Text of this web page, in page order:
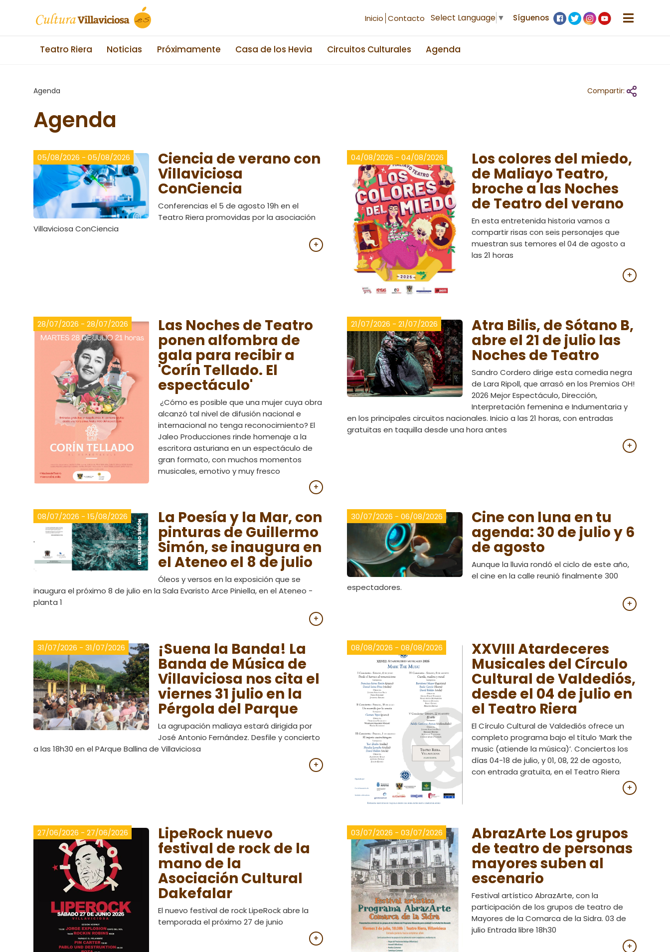
Inicio Contacto Select Language ▼ Síguenos
Teatro Riera Noticias Próximamente Casa de los Hevia Circuitos Culturales Agenda
Compartir:
Agenda
Agenda
05/08/2026 - 05/08/2026 Ciencia de verano con
Villaviciosa
ConCiencia
Conferencias el 5 de agosto 19h en el
Teatro Riera promovidas por la asociación
Villaviciosa ConCiencia
+
04/08/2026 - 04/08/2026 Los colores del miedo,
de Maliayo Teatro,
broche a las Noches
de Teatro del verano
En esta entretenida historia vamos a
compartir risas con seis personajes que
muestran sus temores el 04 de agosto a
las 21 horas
+
28/07/2026 - 28/07/2026 Las Noches de Teatro
ponen alfombra de
gala para recibir a
'Corín Tellado. El
espectáculo'
¿Cómo es posible que una mujer cuya obra
alcanzó tal nivel de difusión nacional e
internacional no tenga reconocimiento? El
Jaleo Producciones rinde homenaje a la
escritora asturiana en un espectáculo de
gran formato, con muchos momentos
musicales, emotivo y muy fresco
+
21/07/2026 - 21/07/2026 Atra Bilis, de Sótano B,
abre el 21 de julio las
Noches de Teatro
Sandro Cordero dirige esta comedia negra
de Lara Ripoll, que arrasó en los Premios OH!
2026 Mejor Espectáculo, Dirección,
Interpretación femenina e Indumentaria y
en los principales circuitos nacionales. Inicio a las 21 horas, con entradas
gratuitas en taquilla desde una hora antes
+
08/07/2026 - 15/08/2026 La Poesía y la Mar, con
pinturas de Guillermo
Simón, se inaugura en
el Ateneo el 8 de julio
Óleos y versos en la exposición que se
inaugura el próximo 8 de julio en la Sala Evaristo Arce Piniella, en el Ateneo -
planta 1
+
30/07/2026 - 06/08/2026 Cine con luna en tu
agenda: 30 de julio y 6
de agosto
Aunque la lluvia rondó el ciclo de este año,
el cine en la calle reunió finalmente 300
espectadores.
+
31/07/2026 - 31/07/2026 ¡Suena la Banda! La
Banda de Música de
Villaviciosa nos cita el
viernes 31 julio en la
Pérgola del Parque
La agrupación maliaya estará dirigida por
José Antonio Fernández. Desfile y concierto
a las 18h30 en el PArque Ballina de Villaviciosa
+
08/08/2026 - 08/08/2026 XXVIII Atardeceres
Musicales del Círculo
Cultural de Valdediós,
desde el 04 de julio en
el Teatro Riera
El Círculo Cultural de Valdediós ofrece un
completo programa bajo el título ‘Mark the
music (atiende la música)’. Conciertos los
días 04-18 de julio, y 01, 08, 22 de agosto,
con entrada gratuita, en el Teatro Riera
+
27/06/2026 - 27/06/2026 LipeRock nuevo
festival de rock de la
mano de la
Asociación Cultural
Dakefalar
El nuevo festival de rock LipeRock abre la
temporada el próximo 27 de junio
+
03/07/2026 - 03/07/2026 AbrazArte Los grupos
de teatro de personas
mayores suben al
escenario
Festival artístico AbrazArte, con la
participación de los grupos de teatro de
Mayores de la Comarca de la Sidra. 03 de
julio Entrada libre 18h30
+